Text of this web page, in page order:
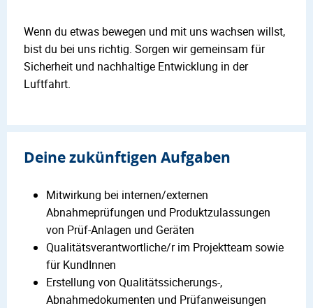
Wenn du etwas bewegen und mit uns wachsen willst,
bist du bei uns richtig. Sorgen wir gemeinsam für
Sicherheit und nachhaltige Entwicklung in der
Luftfahrt.
Deine zukünftigen Aufgaben
Mitwirkung bei internen/externen
Abnahmeprüfungen und Produktzulassungen
von Prüf-Anlagen und Geräten
Qualitätsverantwortliche/r im Projektteam sowie
für KundInnen
Erstellung von Qualitätssicherungs-,
Abnahmedokumenten und Prüfanweisungen